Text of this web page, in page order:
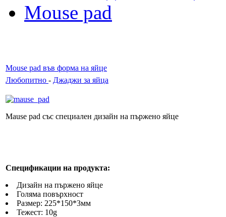
Mouse pad
Mouse pad във форма на яйце
Любопитно - Джаджи за яйца
Mause pad със специален дизайн на пържено яйце
Спецификации на продукта:
Дизайн на пържено яйце
Голяма повърхност
Размер: 225*150*3мм
Тежест: 10g